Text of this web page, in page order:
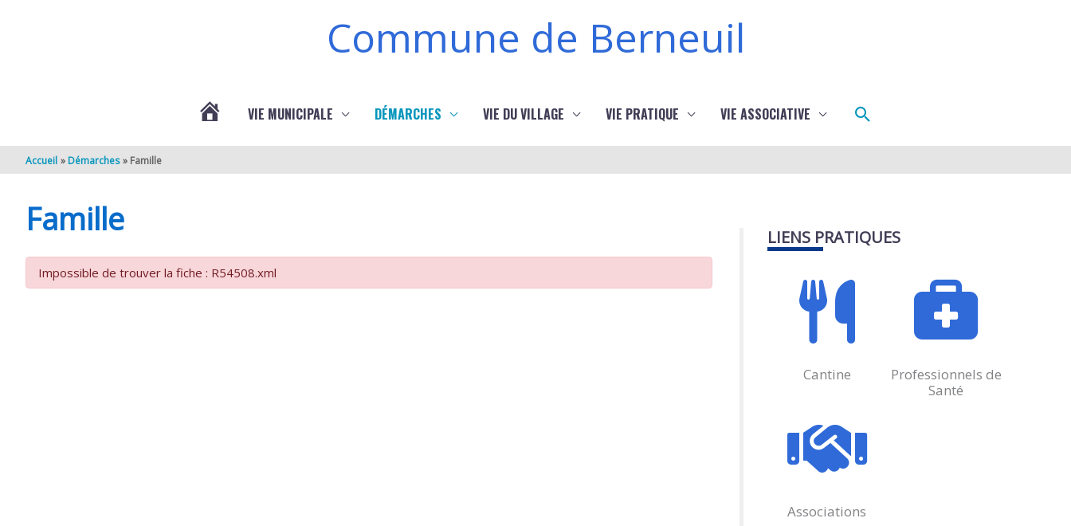
Commune de Berneuil
VIE MUNICIPALE DÉMARCHES VIE DU VILLAGE VIE PRATIQUE VIE ASSOCIATIVE Rechercher
Accueil Démarches Famille
Famille
Impossible de trouver la fiche : R54508.xml
LIENS PRATIQUES
Cantine
Professionnels de
Santé
Associations